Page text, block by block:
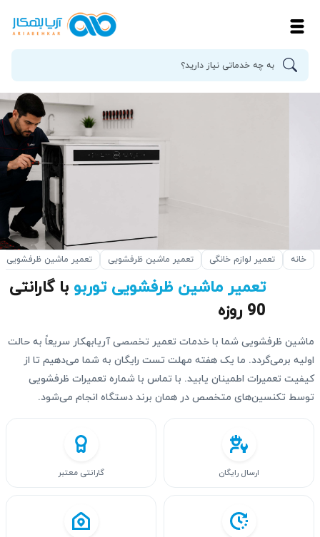
خانه تعمیر لوازم خانگی تعمیر ماشین ظرفشویی تعمیر ماشین ظرفشویی
تعمیر ماشین ظرفشویی توربو با گارانتی
90 روزه
ماشین ظرفشویی شما با خدمات تعمیر تخصصی آریابهکار سریعاً به حالت
اولیه برمی‌گردد. ما یک هفته مهلت تست رایگان به شما می‌دهیم تا از
کیفیت تعمیرات اطمینان یابید. با تماس با شماره تعمیرات ظرفشویی
توسط تکنسین‌های متخصص در همان برند دستگاه انجام می‌شود.
ارسال رایگان گارانتی معتبر